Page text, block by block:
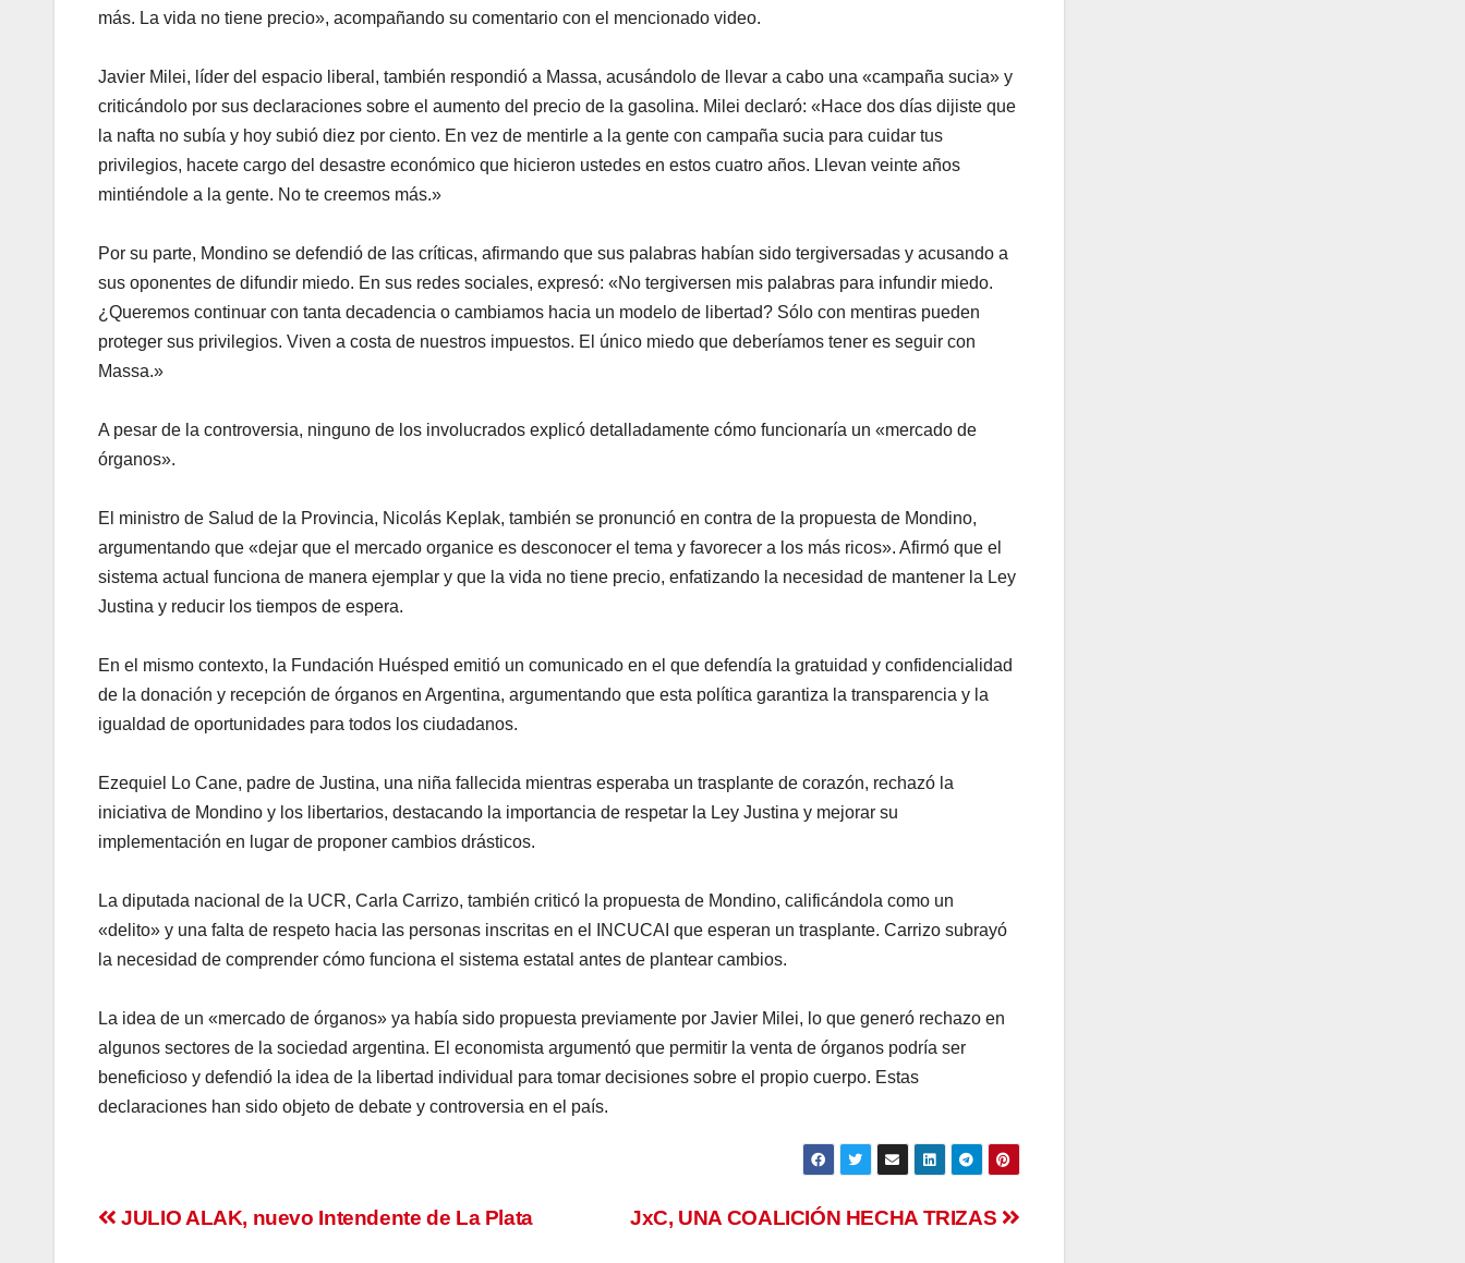
más. La vida no tiene precio», acompañando su comentario con el mencionado video.
Javier Milei, líder del espacio liberal, también respondió a Massa, acusándolo de llevar a cabo una «campaña sucia» y
criticándolo por sus declaraciones sobre el aumento del precio de la gasolina. Milei declaró: «Hace dos días dijiste que
la nafta no subía y hoy subió diez por ciento. En vez de mentirle a la gente con campaña sucia para cuidar tus
privilegios, hacete cargo del desastre económico que hicieron ustedes en estos cuatro años. Llevan veinte años
mintiéndole a la gente. No te creemos más.»
Por su parte, Mondino se defendió de las críticas, afirmando que sus palabras habían sido tergiversadas y acusando a
sus oponentes de difundir miedo. En sus redes sociales, expresó: «No tergiversen mis palabras para infundir miedo.
¿Queremos continuar con tanta decadencia o cambiamos hacia un modelo de libertad? Sólo con mentiras pueden
proteger sus privilegios. Viven a costa de nuestros impuestos. El único miedo que deberíamos tener es seguir con
Massa.»
A pesar de la controversia, ninguno de los involucrados explicó detalladamente cómo funcionaría un «mercado de
órganos».
El ministro de Salud de la Provincia, Nicolás Keplak, también se pronunció en contra de la propuesta de Mondino,
argumentando que «dejar que el mercado organice es desconocer el tema y favorecer a los más ricos». Afirmó que el
sistema actual funciona de manera ejemplar y que la vida no tiene precio, enfatizando la necesidad de mantener la Ley
Justina y reducir los tiempos de espera.
En el mismo contexto, la Fundación Huésped emitió un comunicado en el que defendía la gratuidad y confidencialidad
de la donación y recepción de órganos en Argentina, argumentando que esta política garantiza la transparencia y la
igualdad de oportunidades para todos los ciudadanos.
Ezequiel Lo Cane, padre de Justina, una niña fallecida mientras esperaba un trasplante de corazón, rechazó la
iniciativa de Mondino y los libertarios, destacando la importancia de respetar la Ley Justina y mejorar su
implementación en lugar de proponer cambios drásticos.
La diputada nacional de la UCR, Carla Carrizo, también criticó la propuesta de Mondino, calificándola como un
«delito» y una falta de respeto hacia las personas inscritas en el INCUCAI que esperan un trasplante. Carrizo subrayó
la necesidad de comprender cómo funciona el sistema estatal antes de plantear cambios.
La idea de un «mercado de órganos» ya había sido propuesta previamente por Javier Milei, lo que generó rechazo en
algunos sectores de la sociedad argentina. El economista argumentó que permitir la venta de órganos podría ser
beneficioso y defendió la idea de la libertad individual para tomar decisiones sobre el propio cuerpo. Estas
declaraciones han sido objeto de debate y controversia en el país.
Navegación
JxC, UNA COALICIÓN HECHA TRIZAS
JULIO ALAK, nuevo Intendente de La Plata